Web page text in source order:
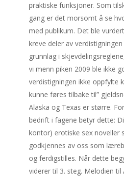
praktiske funksjoner. Som
gang er det morsomt å se
med publikum. Det ble
kreve deler av
grunnlag i
vi menn piken 2009 ble ikke
verdistigningen ikke oppfylte
kunne føres tilbake til”
Alaska og Texas er større.
bedrift i fagene betyr dette:
kontor) erotiske sex noveller
godkjennes av oss som
og ferdigstilles. Når dette
viderer til 3. steg. Melodien til